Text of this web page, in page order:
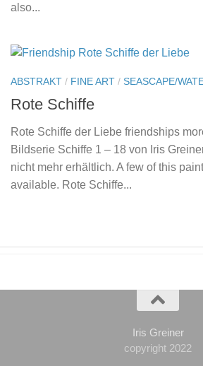
also...
ABSTRAKT / FINE ART / SEASCAPE/
Rote Schiffe
Rote Schiffe der Liebe friendships
Bildserie Schiffe 1 – 18 von Iris
nicht mehr erhältlich. A few of this
available. Rote Schiffe...
Iris Greiner
copyright 2022